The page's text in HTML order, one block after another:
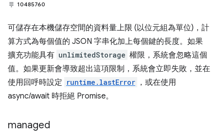
10485760
可儲存在本機儲存空間的資料量上限 (以位元組為單位)，計
算方式為每個值的 JSON 字串化加上每個鍵的長度。如果
擴充功能具有 unlimitedStorage 權限，系統會忽略這個
值。如果更新會導致超出這項限制，系統會立即失敗，並在
使用回呼時設定 runtime.lastError ，或在使用
async/await 時拒絕 Promise。
managed